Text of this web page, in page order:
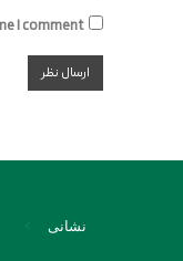
I comment.
نشانی